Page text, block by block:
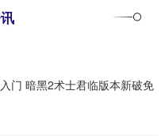
门 暗黑2术士君临版本新破免